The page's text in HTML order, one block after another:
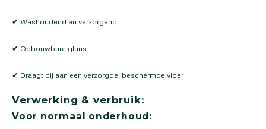
✔ Washoudend en verzorgend
✔ Opbouwbare glans
✔ Draagt bij aan een verzorgde, beschermde vloer
Verwerking & verbruik:
Voor normaal onderhoud: